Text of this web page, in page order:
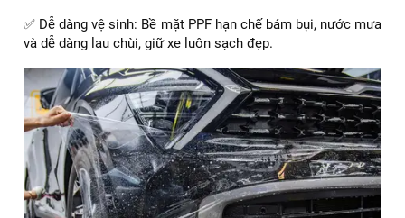
✅ Dễ dàng vệ sinh: Bề mặt PPF hạn chế bám bụi, nước mưa
và dễ dàng lau chùi, giữ xe luôn sạch đẹp.